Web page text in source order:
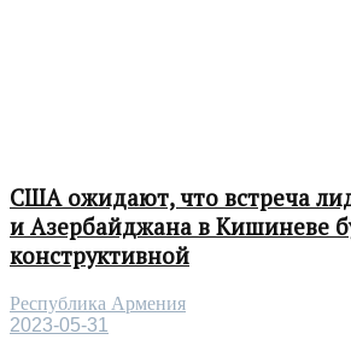
США ожидают, что встреча
и Азербайджана в Кишиневе
конструктивной
Республика Армения
2023-05-31